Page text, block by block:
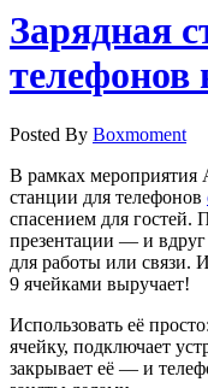
Зарядная
телефонов
Posted By Boxmoment
В рамках мероприятия
станции для телефонов
спасением для гостей.
презентации — и
для работы или связи.
9 ячейками выручает!
Использовать её
ячейку, подключает
закрывает её — и